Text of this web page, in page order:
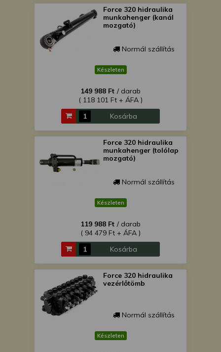
Force 320 hidraulika
munkahenger (kanál
mozgató)
Normál szállítás
Készleten
149 988 Ft / darab
( 118 101 Ft + ÁFA )
Kosárba
Force 320 hidraulika
munkahenger (tolólap
mozgató)
Normál szállítás
Készleten
119 988 Ft / darab
( 94 479 Ft + ÁFA )
Kosárba
Force 320 hidraulika
vezérlőtömb
Normál szállítás
Készleten